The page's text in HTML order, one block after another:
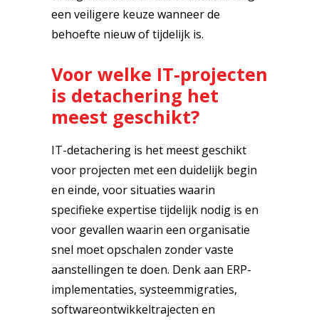
een veiligere keuze wanneer de
behoefte nieuw of tijdelijk is.
Voor welke IT-projecten
is detachering het
meest geschikt?
IT-detachering is het meest geschikt
voor projecten met een duidelijk begin
en einde, voor situaties waarin
specifieke expertise tijdelijk nodig is en
voor gevallen waarin een organisatie
snel moet opschalen zonder vaste
aanstellingen te doen. Denk aan ERP-
implementaties, systeemmigraties,
softwareontwikkeltrajecten en